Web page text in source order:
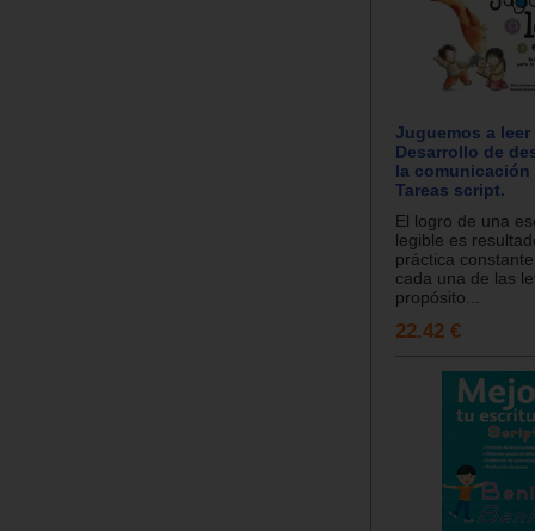
Juguemos a
Desarrollo de
la comunicación
Tareas script.
El logro de una
legible es
práctica
cada una de las
propósito...
22.42 €